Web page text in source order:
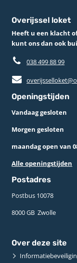
Overijssel loket
Heeft u een klacht
kunt ons dan ook
038 499 88 99
Openingstijden
Vandaag gesloten
Morgen gesloten
maandag open van
Alle openingstijden
Postadres
Postbus 10078 ­
8000 GB ­ Zwolle
Over deze site